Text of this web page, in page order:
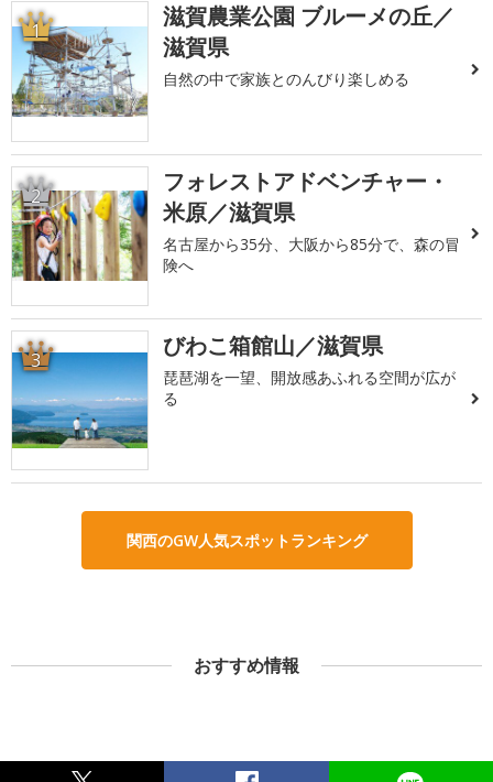
1
滋賀農業公園 ブルーメの丘／
滋賀県
自然の中で家族とのんびり楽しめる
2
フォレストアドベンチャー・
米原／滋賀県
名古屋から35分、大阪から85分で、森の冒
険へ
3 びわこ箱館山／滋賀県
琵琶湖を一望、開放感あふれる空間が広が
る
関西のGW人気スポットランキング
おすすめ情報